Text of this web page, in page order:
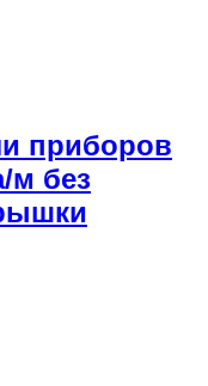
приборов
м без